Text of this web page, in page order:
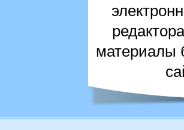
материалы